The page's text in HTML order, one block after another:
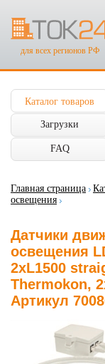
для всех регионов РФ
Каталог товаров
Загрузки
FAQ
Главная страница
освещения
Датчики
освещения
2xL1500
Thermokon,
Артикул